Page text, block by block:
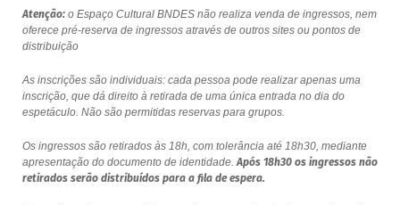
Atenção:o Espaço Cultural BNDES não realiza venda de ingressos, nem
oferece pré-reserva de ingressos através de outros sites ou pontos de
distribuição
As inscrições são individuais: cada pessoa pode realizar apenas uma
inscrição, que dá direito à retirada de uma única entrada no dia do
espetáculo. Não são permitidas reservas para grupos.
Os ingressos são retirados às 18h, com tolerância até 18h30, mediante
apresentação do documento de identidade.Após 18h30 os ingressos não
retirados serão distribuídos para a fila de espera.